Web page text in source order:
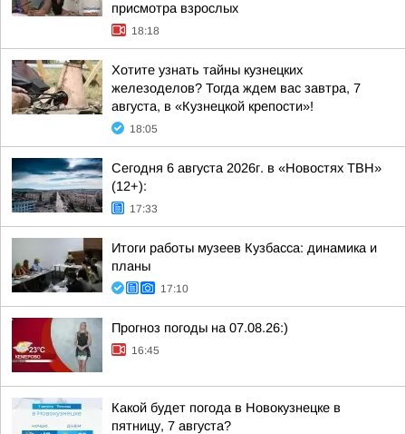
присмотра взрослых
18:18
Хотите узнать тайны кузнецких
железоделов? Тогда ждем вас завтра, 7
августа, в «Кузнецкой крепости»!
18:05
Сегодня 6 августа 2026г. в «Новостях ТВН»
(12+):
17:33
Итоги работы музеев Кузбасса: динамика и
планы
17:10
Прогноз погоды на 07.08.26:)
16:45
Какой будет погода в Новокузнецке в
пятницу, 7 августа?